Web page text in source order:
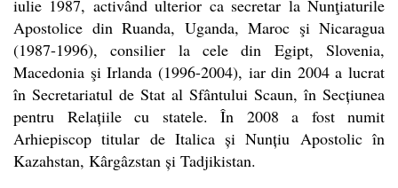
iulie 1987, activând ulterior ca secretar la Nunţiaturile
Apostolice din Ruanda, Uganda, Maroc şi Nicaragua
(1987-1996), consilier la cele din Egipt, Slovenia,
Macedonia şi Irlanda (1996-2004), iar din 2004 a lucrat
în Secretariatul de Stat al Sfântului Scaun, în Secțiunea
pentru Relațiile cu statele. În 2008 a fost numit
Arhiepiscop titular de Italica și Nunțiu Apostolic în
Kazahstan, Kârgâzstan și Tadjikistan.